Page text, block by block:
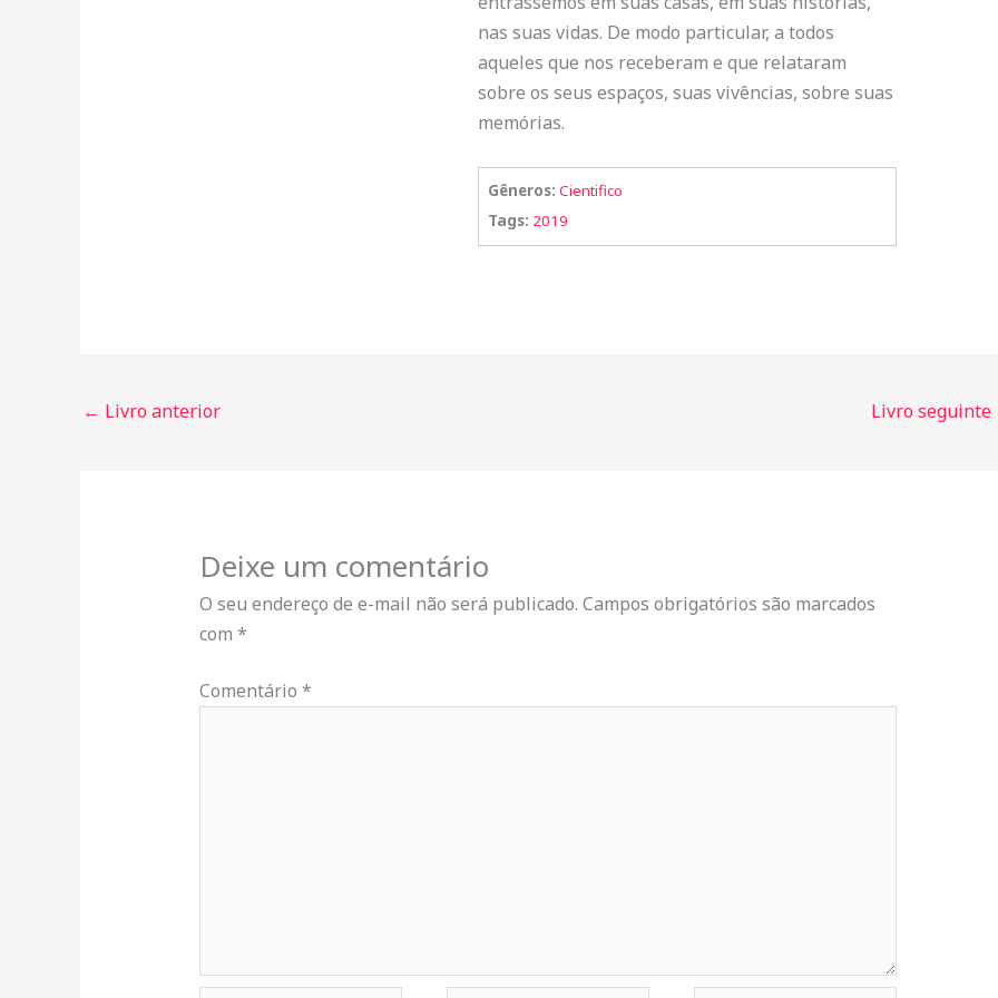
nas suas vidas. De modo particular, a todos
aqueles que nos receberam e que relataram
sobre os seus espaços, suas vivências, sobre suas
memórias.
Gêneros: Cientifico
Tags: 2019
← Livro anterior Livro seguinte
Deixe um comentário
O seu endereço de e-mail não será publicado. Campos obrigatórios são marcados
com *
Comentário *